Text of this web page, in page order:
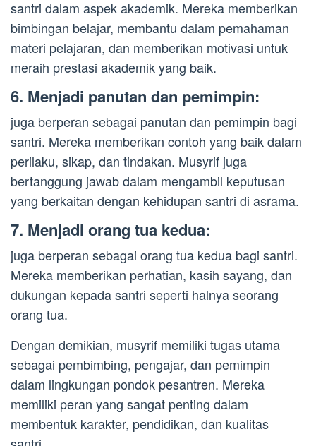
santri dalam aspek akademik. Mereka memberikan
bimbingan belajar, membantu dalam pemahaman
materi pelajaran, dan memberikan motivasi untuk
meraih prestasi akademik yang baik.
6. Menjadi panutan dan pemimpin:
juga berperan sebagai panutan dan pemimpin bagi
santri. Mereka memberikan contoh yang baik dalam
perilaku, sikap, dan tindakan. Musyrif juga
bertanggung jawab dalam mengambil keputusan
yang berkaitan dengan kehidupan santri di asrama.
7. Menjadi orang tua kedua:
juga berperan sebagai orang tua kedua bagi santri.
Mereka memberikan perhatian, kasih sayang, dan
dukungan kepada santri seperti halnya seorang
orang tua.
Dengan demikian, musyrif memiliki tugas utama
sebagai pembimbing, pengajar, dan pemimpin
dalam lingkungan pondok pesantren. Mereka
memiliki peran yang sangat penting dalam
membentuk karakter, pendidikan, dan kualitas